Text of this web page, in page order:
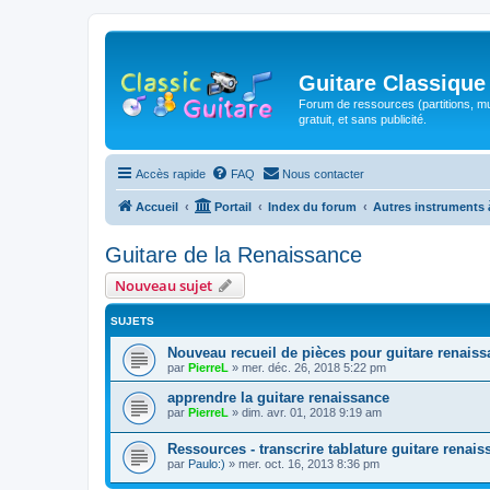
Guitare Classique
Forum de ressources (partitions,
gratuit, et sans publicité.
Accès rapide FAQ Nous contacter
Accueil Portail Index du forum Autres instruments
Guitare de la Renaissance
Nouveau sujet
SUJETS
Nouveau recueil de pièces pour guitare
par PierreL » mer. déc. 26, 2018 5:22 pm
apprendre la guitare renaissance
par PierreL » dim. avr. 01, 2018 9:19 am
Ressources - transcrire tablature guitare
par Paulo:) » mer. oct. 16, 2013 8:36 pm